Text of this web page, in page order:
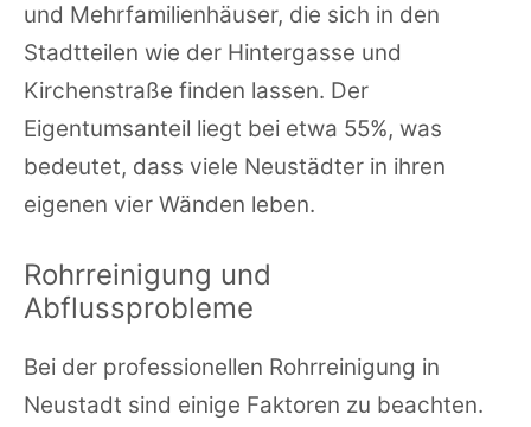
und Mehrfamilienhäuser, die sich in den
Stadtteilen wie der Hintergasse und
Kirchenstraße finden lassen. Der
Eigentumsanteil liegt bei etwa 55%, was
bedeutet, dass viele Neustädter in ihren
eigenen vier Wänden leben.
Rohrreinigung und
Abflussprobleme
Bei der professionellen Rohrreinigung in
Neustadt sind einige Faktoren zu beachten.